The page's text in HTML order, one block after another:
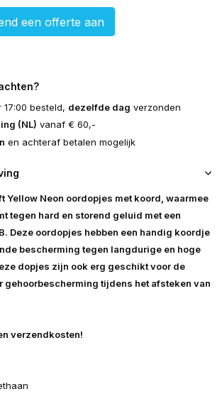
een offerte aan
besteld, dezelfde dag verzonden
(NL) vanaf € 60,-
en achteraf betalen mogelijk
Yellow Neon oordopjes met koord, waarmee
tegen hard en storend geluid met een
Deze oordopjes hebben een handig koordje
bescherming tegen langdurige en hoge
dopjes zijn ook erg geschikt voor de
gehoorbescherming tijdens het afsteken van
verzendkosten!